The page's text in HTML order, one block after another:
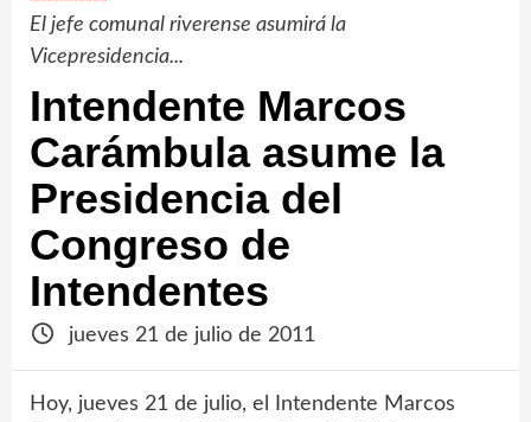
El jefe comunal riverense asumirá la
Vicepresidencia...
Intendente Marcos
Carámbula asume la
Presidencia del
Congreso de
Intendentes
jueves 21 de julio de 2011
Hoy, jueves 21 de julio, el Intendente Marcos